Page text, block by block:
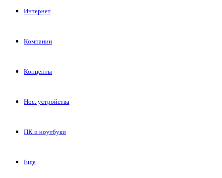
Интернет
Компании
Концепты
Нос. устройства
ПК и ноутбуки
Еще